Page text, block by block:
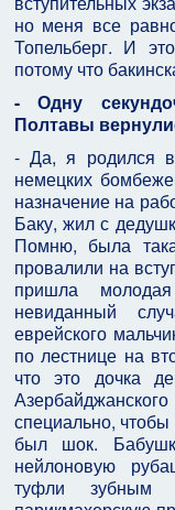
но меня все
Топельберг. И
потому что
- Одну
Полтавы
- Да, я родился
немецких
назначение на
Баку, жил с
Помню, была
провалили на
пришла
невиданный
еврейского
по лестнице на
что это дочка
специально,
был шок.
нейлоновую
туфли